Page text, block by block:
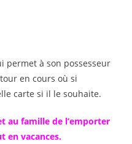
permet à son possesseur
en cours où si
carte si il le souhaite.
au famille de l’emporter
en vacances.